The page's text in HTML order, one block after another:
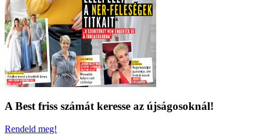
A Best friss számát keresse az újságosoknál!
Rendeld meg!